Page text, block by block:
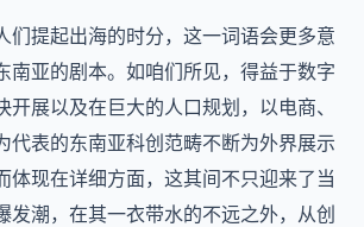
们提起出海的时分，这一词语会更多意
南亚的剧本。如咱们所见，得益于数字
开展以及在巨大的人口规划，以电商、
代表的东南亚科创范畴不断为外界展示
体现在详细方面，这其间不只迎来了当
发潮，在其一衣带水的不远之外，从创